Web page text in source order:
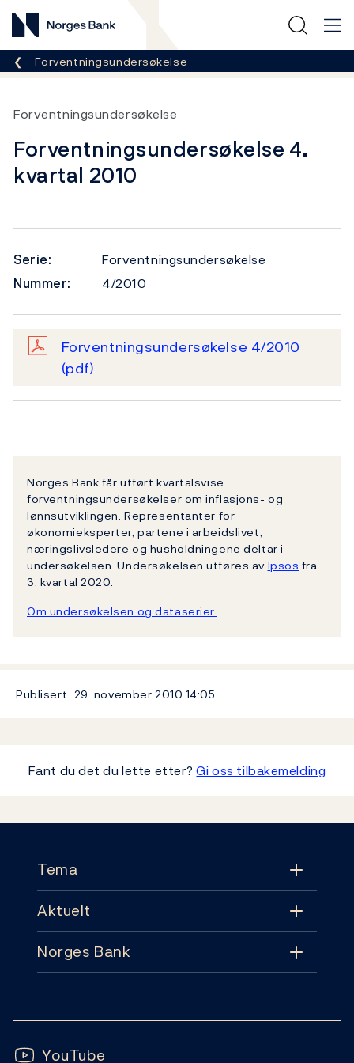
Norges Bank
Her er du nå:
Forventningsundersøkelse
Forventningsundersøkelse
Forventningsundersøkelse 4.
kvartal 2010
Serie:
Forventningsundersøkelse
Nummer:
4/2010
Forventningsundersøkelse 4/2010
(pdf)
Norges Bank får utført kvartalsvise
forventningsundersøkelser om inflasjons- og
lønnsutviklingen. Representanter for
økonomieksperter, partene i arbeidslivet,
næringslivsledere og husholdningene deltar i
undersøkelsen. Undersøkelsen utføres avIpsos fra
3. kvartal 2020.
Om undersøkelsen og dataserier.
Publisert 29. november 2010 14:05
Fant du det du lette etter?Gi oss tilbakemelding
Tema
Tema
Pengepolitikk
Aktuelt
Aktuelt
Publikasjoner
Norges Bank
Abonnement
Følg oss:
YouTube